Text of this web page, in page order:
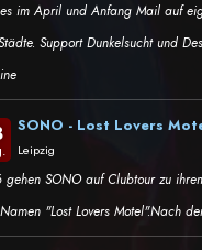
im April und Anfang Mail auf
Support Dunkelsucht und
SONO - Lost Lovers
Leipzig
gehen SONO auf Clubtour zu
"Lost Lovers Motel".Nach